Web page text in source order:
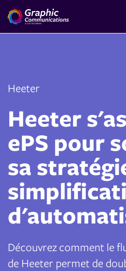
Heeter
Heeter
ePS pour
sa
Découvrez comment le
de Heeter permet de